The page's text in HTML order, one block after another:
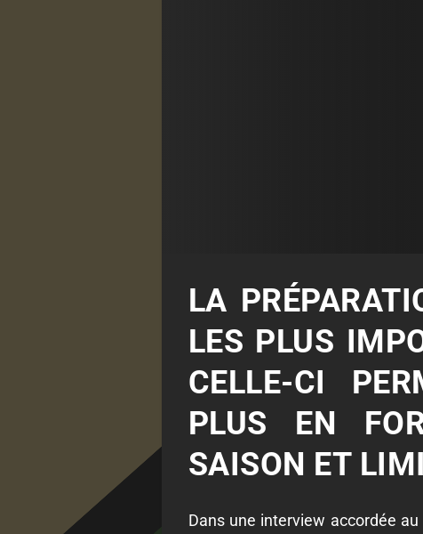
LA
LES PLUS
CELLE-CI
PLUS EN
SAISON ET
Dans une interview accordée